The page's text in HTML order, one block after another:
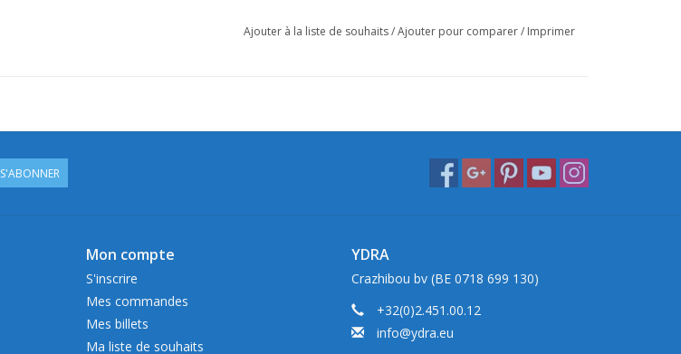
Ajouter à la liste de souhaits/Ajouter pour comparer/ Imprimer
S'ABONNER
Mon compte
S'inscrire
Mes commandes
Mes billets
Ma liste de souhaits
YDRA
Crazhibou bv (BE 0718 699 130)
+32(0)2.451.00.12
info@ydra.eu